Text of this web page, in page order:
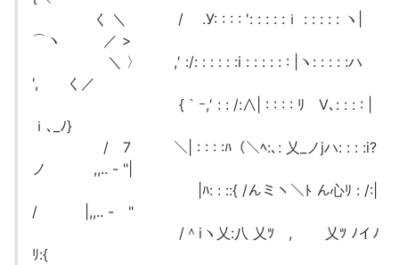
く ＼ / .У: : : : ′: : : : :ｉ : : : : : ヽ|
⌒ヽ ／ >
＼ 〉 ,′ :/: : : : : :i : : : : : : |ヽ: : : : :ハ
', く／
{｀ｰ,′ : : /:∧| : : : : ﾘ V､: : : : |
ｉ､_ﾉ}
/￣7 ＼| : : : :ﾊ（＼ﾍ:､: 乂_ノjハ: : : :i?
ノ ,,.. - "|
￣ |ﾊ: : ::{ /んミヽ＼ﾄ ん心ﾘ : /:|
/ |,,.. - "
/＾iヽ乂:八 乂ﾂ , 乂ﾂ ﾉイﾉ
ﾘ:{